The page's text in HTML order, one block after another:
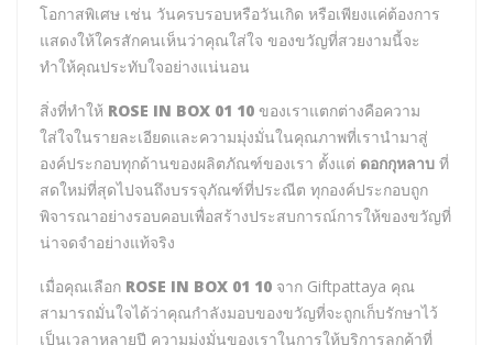
โอกาสพิเศษ เช่น วันครบรอบหรือวันเกิด หรือเพียงแค่ต้องการ
แสดงให้ใครสักคนเห็นว่าคุณใส่ใจ ของขวัญที่สวยงามนี้จะ
ทำให้คุณประทับใจอย่างแน่นอน
สิ่งที่ทำให้ ROSE IN BOX 01 10 ของเราแตกต่างคือความ
ใส่ใจในรายละเอียดและความมุ่งมั่นในคุณภาพที่เรานำมาสู่
องค์ประกอบทุกด้านของผลิตภัณฑ์ของเรา ตั้งแต่ ดอกกุหลาบ ที่
สดใหม่ที่สุดไปจนถึงบรรจุภัณฑ์ที่ประณีต ทุกองค์ประกอบถูก
พิจารณาอย่างรอบคอบเพื่อสร้างประสบการณ์การให้ของขวัญที่
น่าจดจำอย่างแท้จริง
เมื่อคุณเลือก ROSE IN BOX 01 10 จาก Giftpattaya คุณ
สามารถมั่นใจได้ว่าคุณกำลังมอบของขวัญที่จะถูกเก็บรักษาไว้
เป็นเวลาหลายปี ความมุ่งมั่นของเราในการให้บริการลูกค้าที่